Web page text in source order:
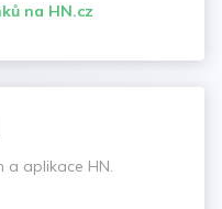
na HN.cz
a aplikace HN.